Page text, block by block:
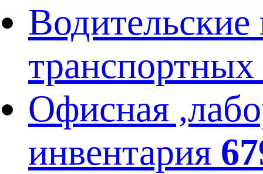
Водительские
Офисная
инвентария